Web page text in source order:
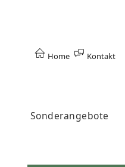
Home Kontakt
Sonderangebote